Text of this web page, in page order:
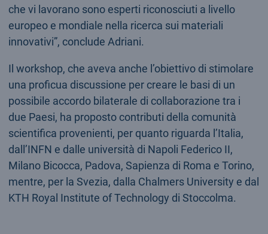
che vi lavorano sono esperti riconosciuti a livello
europeo e mondiale nella ricerca sui materiali
innovativi”, conclude Adriani.
Il workshop, che aveva anche l’obiettivo di stimolare
una proficua discussione per creare le basi di un
possibile accordo bilaterale di collaborazione tra i
due Paesi, ha proposto contributi della comunità
scientifica provenienti, per quanto riguarda l’Italia,
dall’INFN e dalle università di Napoli Federico II,
Milano Bicocca, Padova, Sapienza di Roma e Torino,
mentre, per la Svezia, dalla Chalmers University e dal
KTH Royal Institute of Technology di Stoccolma.